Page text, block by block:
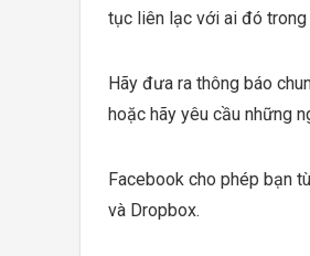
tục liên lạc với ai đó
Hãy đưa ra thông báo
hoặc hãy yêu cầu những
Facebook cho phép bạn
và Dropbox.